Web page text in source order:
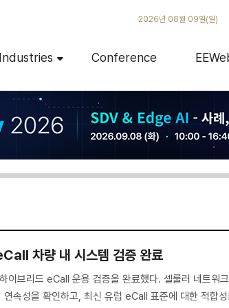
2026년 08월 09일(일)
Industries Conference
차량 내 시스템 검증 완료
이브리드 eCall 운용 검증을 완료했다. 셀룰러 네트워
속성을 확인하고, 최신 유럽 eCall 표준에 대한 적합